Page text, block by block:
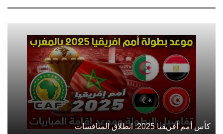
كأس أمم أفريقيا 2025: انطلاق المنافسات